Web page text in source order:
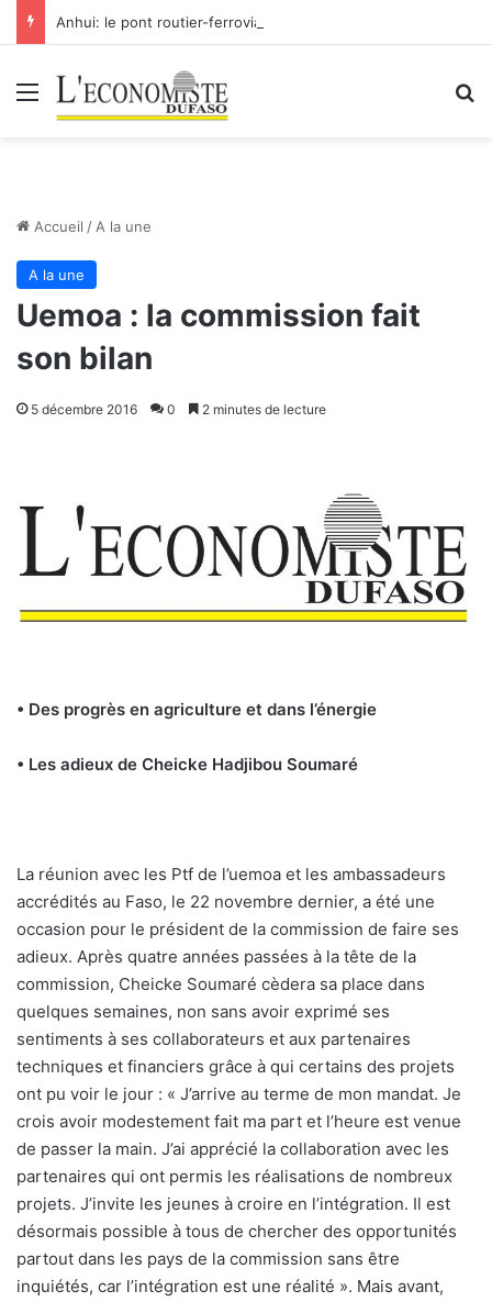
Menu
Accueil / A la une
A la une
Uemoa : la commission fait
son bilan
5 décembre 2016 0 2 minutes de lecture
• Des progrès en agriculture et dans l’énergie
• Les adieux de Cheicke Hadjibou Soumaré
La réunion avec les Ptf de l’uemoa et les ambassadeurs
accrédités au Faso, le 22 novembre dernier, a été une
occasion pour le président de la commission de faire ses
adieux. Après quatre années passées à la tête de la
commission, Cheicke Soumaré cèdera sa place dans
quelques semaines, non sans avoir exprimé ses
sentiments à ses collaborateurs et aux partenaires
techniques et financiers grâce à qui certains des projets
ont pu voir le jour : « J’arrive au terme de mon mandat. Je
crois avoir modestement fait ma part et l’heure est venue
de passer la main. J’ai apprécié la collaboration avec les
partenaires qui ont permis les réalisations de nombreux
projets. J’invite les jeunes à croire en l’intégration. Il est
désormais possible à tous de chercher des opportunités
partout dans les pays de la commission sans être
inquiétés, car l’intégration est une réalité ». Mais avant,